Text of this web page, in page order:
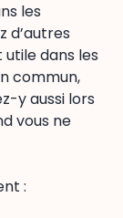
les
d’autres
dans les
commun,
y aussi lors
vous ne
: